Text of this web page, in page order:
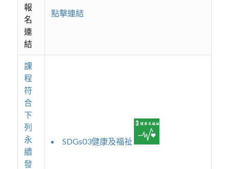
報
名
連
結
點擊連結
課
程
符
合
下
列
永
續
發
SDGs03健康及福祉